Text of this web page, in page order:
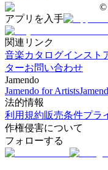
©
アプリを入手
関連リンク
音楽カタログインスト
ターお問い合わせ
Jamendo
Jamendo for Artists
法的情報
利用規約販売条件プラ
作権侵害について
フォローする